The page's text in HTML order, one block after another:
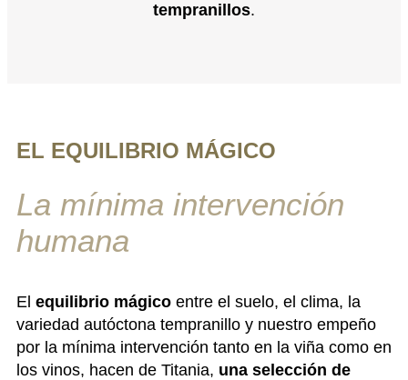
tempranillos.
EL EQUILIBRIO MÁGICO
La mínima intervención
humana
El equilibrio mágico entre el suelo, el clima, la
variedad autóctona tempranillo y nuestro empeño
por la mínima intervención tanto en la viña como en
los vinos, hacen de Titania, una selección de